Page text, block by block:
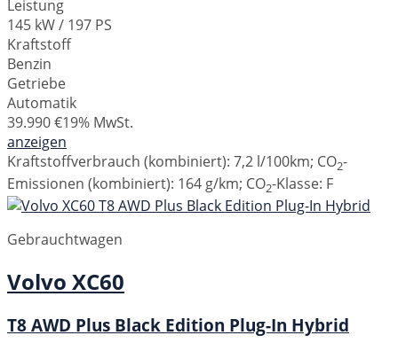
Leistung
145 kW / 197 PS
Kraftstoff
Benzin
Getriebe
Automatik
39.990 €19% MwSt.
anzeigen
Kraftstoffverbrauch (kombiniert): 7,2 l/100km; CO2-
Emissionen (kombiniert): 164 g/km; CO2-Klasse: F
Gebrauchtwagen
Volvo XC60
T8 AWD Plus Black Edition Plug-In Hybrid